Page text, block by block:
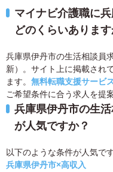
マイナビ介護職に
どのくらいあります
兵庫県伊丹市の生活相談員
新）。サイト上に掲載され
ます。 無料転職支援サービ
ご希望条件に合う求人を提
兵庫県伊丹市の生
が人気ですか？
以下のような条件が人気です
兵庫県伊丹市×高収入